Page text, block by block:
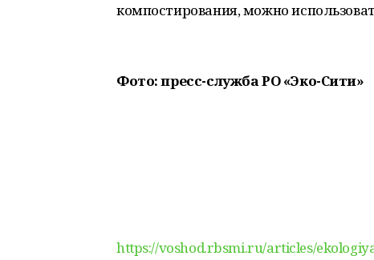
компостирования, можно
Фото: пресс-служба РО «Эко-Сити»
https://voshod.rbsmi.ru/articles/